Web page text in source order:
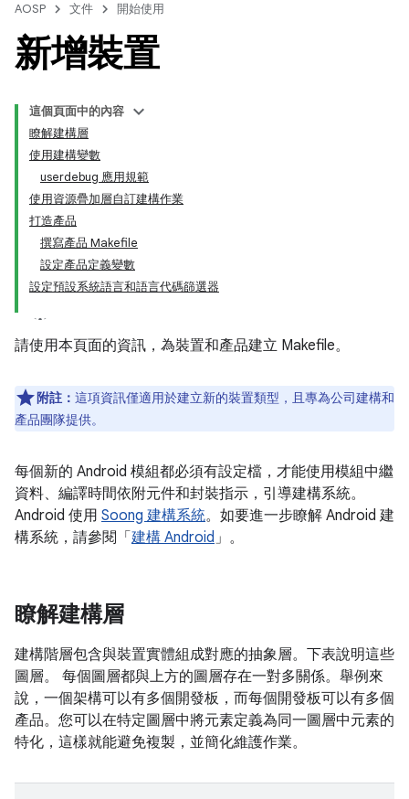
AOSP 文件 開始使用
新增裝置
這個頁面中的內容
瞭解建構層
使用建構變數
userdebug 應用規範
使用資源疊加層自訂建構作業
打造產品
撰寫產品 Makefile
設定產品定義變數
設定預設系統語言和語言代碼篩選器
請使用本頁面的資訊，為裝置和產品建立 Makefile。
附註： 這項資訊僅適用於建立新的裝置類型，且專為公司建構和
產品團隊提供。
每個新的 Android 模組都必須有設定檔，才能使用模組中繼
資料、編譯時間依附元件和封裝指示，引導建構系統。
Android 使用 Soong 建構系統。如要進一步瞭解 Android 建
構系統，請參閱「 建構 Android」。
瞭解建構層
建構階層包含與裝置實體組成對應的抽象層。下表說明這些
圖層。 每個圖層都與上方的圖層存在一對多關係。舉例來
說，一個架構可以有多個開發板，而每個開發板可以有多個
產品。您可以在特定圖層中將元素定義為同一圖層中元素的
特化，這樣就能避免複製，並簡化維護作業。